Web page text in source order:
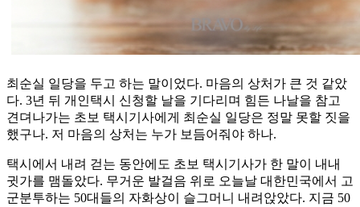
최순실 일당을 두고 하는 말이었다. 마음의 상처가 큰 것 같았
다. 3년 뒤 개인택시 신청할 날을 기다리며 힘든 나날을 참고
견뎌나가는 초보 택시기사에게 최순실 일당은 정말 못할 짓을
했구나. 저 마음의 상처는 누가 보듬어줘야 하나.
택시에서 내려 걷는 동안에도 초보 택시기사가 한 말이 내내
귓가를 맴돌았다. 무거운 발걸음 위로 오늘날 대한민국에서 고
군분투하는 50대들의 자화상이 슬그머니 내려앉았다. 지금 50